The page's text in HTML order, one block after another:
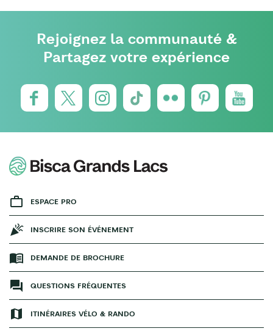
Rejoignez la communauté &
Partagez votre expérience
ESPACE PRO
INSCRIRE SON ÉVÉNEMENT
DEMANDE DE BROCHURE
QUESTIONS FRÉQUENTES
ITINÉRAIRES VÉLO & RANDO